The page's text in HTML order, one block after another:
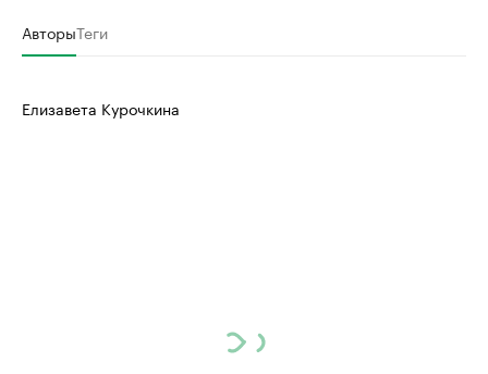
АвторыТеги
Елизавета Курочкина